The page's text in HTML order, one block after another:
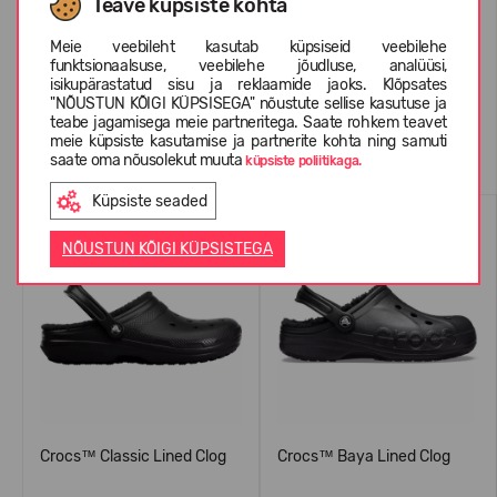
Teave küpsiste kohta
Meie veebileht kasutab küpsiseid veebilehe
funktsionaalsuse, veebilehe jõudluse, analüüsi,
isikupärastatud sisu ja reklaamide jaoks. Klõpsates
"NÕUSTUN KÕIGI KÜPSISEGA" nõustute sellise kasutuse ja
teabe jagamisega meie partneritega. Saate rohkem teavet
meie küpsiste kasutamise ja partnerite kohta ning samuti
saate oma nõusolekut muutaküpsiste poliitikaga.
Küpsiste seaded
NÕUSTUN KÕIGI KÜPSISTEGA
KLIENTIDE ARVUSTUSED (0)
Sarnased tooted
Crocs™ Classic Lined Clog Crocs™ Baya Lined Clog